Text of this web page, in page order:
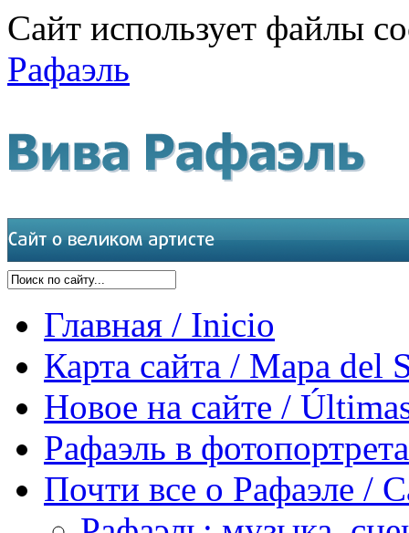
Сайт использует файлы
Рафаэль
Главная / Inicio
Карта сайта / Mapa del
Новое на сайте /
Рафаэль в
Почти все о Рафаэле /